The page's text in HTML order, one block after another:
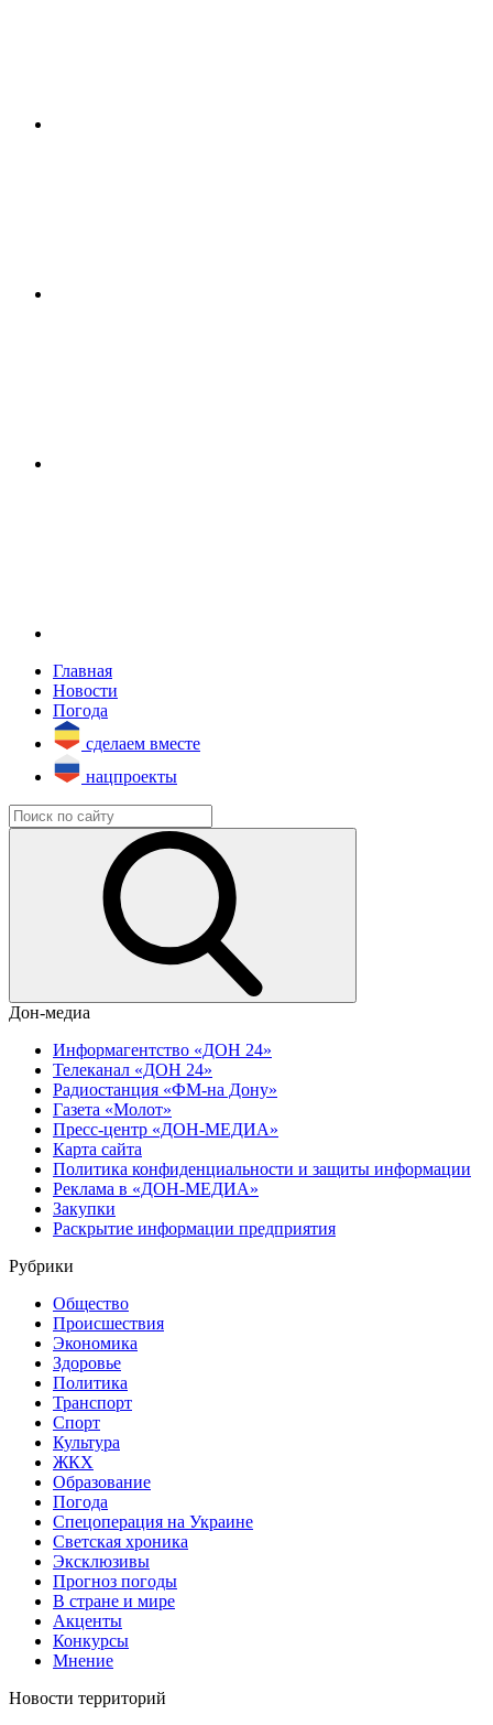
Главная
Новости
Погода
сделаем вместе
нацпроекты
Дон-медиа
Информагентство «ДОН 24»
Телеканал «ДОН 24»
Радиостанция «ФМ-на Дону»
Газета «Молот»
Пресс-центр «ДОН-МЕДИА»
Карта сайта
Политика конфиденциальности и защиты информации
Реклама в «ДОН-МЕДИА»
Закупки
Раскрытие информации предприятия
Рубрики
Общество
Происшествия
Экономика
Здоровье
Политика
Транспорт
Спорт
Культура
ЖКХ
Образование
Погода
Спецоперация на Украине
Светская хроника
Эксклюзивы
Прогноз погоды
В стране и мире
Акценты
Конкурсы
Мнение
Новости территорий